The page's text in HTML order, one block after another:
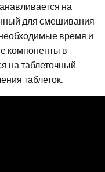
на
для смешивания
время и
компоненты в
на таблеточный
таблеток.